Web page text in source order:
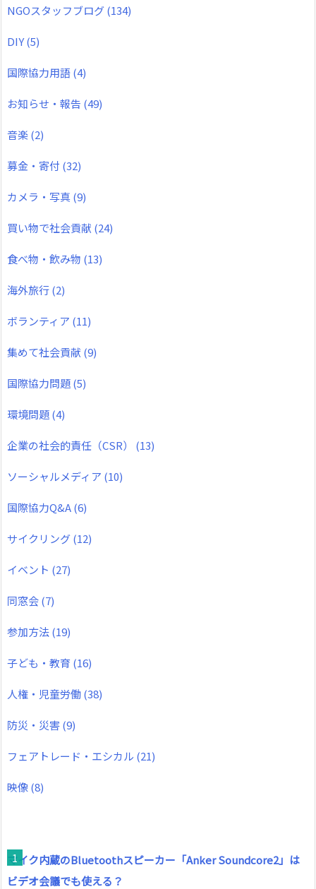
NGOスタッフブログ(134)
DIY(5)
国際協力用語(4)
お知らせ・報告 (49)
音楽(2)
募金・寄付 (32)
カメラ・写真(9)
買い物で社会貢献 (24)
食べ物・飲み物 (13)
海外旅行(2)
ボランティア (11)
集めて社会貢献 (9)
国際協力問題(5)
環境問題(4)
企業の社会的責任（CSR） (13)
ソーシャルメディア (10)
国際協力Q&A(6)
サイクリング(12)
イベント (27)
同窓会(7)
参加方法(19)
子ども・教育 (16)
人権・児童労働(38)
防災・災害(9)
フェアトレード・エシカル (21)
映像(8)
マイク内蔵のBluetoothスピーカー「Anker Soundcore2」は
ビデオ会議でも使える？